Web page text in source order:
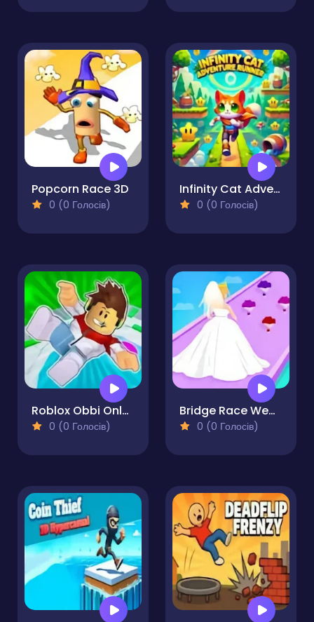
Popcorn Race 3D
0 (0 Голосів)
Infinity Cat Adventure Runner
0 (0 Голосів)
Roblox Obbi Only Up
0 (0 Голосів)
Bridge Race Wedding Master
0 (0 Голосів)